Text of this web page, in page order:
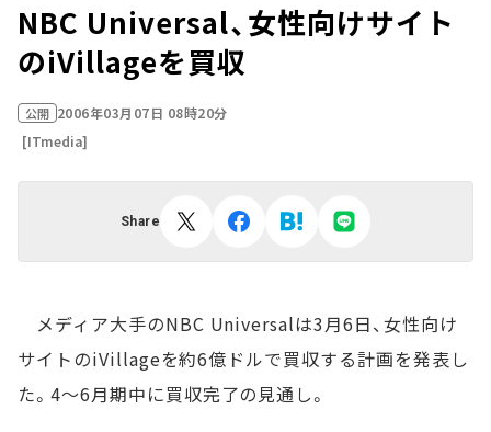
NBC Universal、女性向けサイト
のiVillageを買収
公開 2006年03月07日 08時20分
[ITmedia]
Share
メディア大手のNBC Universalは3月6日、女性向け
サイトのiVillageを約6億ドルで買収する計画を発表し
た。4～6月期中に買収完了の見通し。